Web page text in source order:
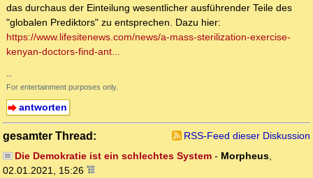
das durchaus der Einteilung wesentlicher ausführender Teile des
"globalen Prediktors" zu entsprechen. Dazu hier:
https://www.lifesitenews.com/news/a-mass-sterilization-exercise-
kenyan-doctors-find-ant...
--
For entertainment purposes only.
antworten
gesamter Thread:
RSS-Feed dieser Diskussion
Die Demokratie ist ein schlechtes System- Morpheus,
02.01.2021, 15:26